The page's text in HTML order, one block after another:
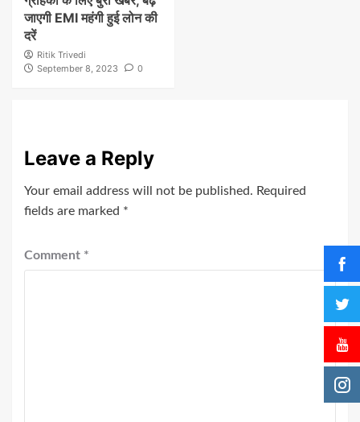
जाएगी EMI महंगी हुई लोन की
दरें
Ritik Trivedi
September 8, 2023
0
Leave a Reply
Your email address will not be published. Required
fields are marked *
Comment *